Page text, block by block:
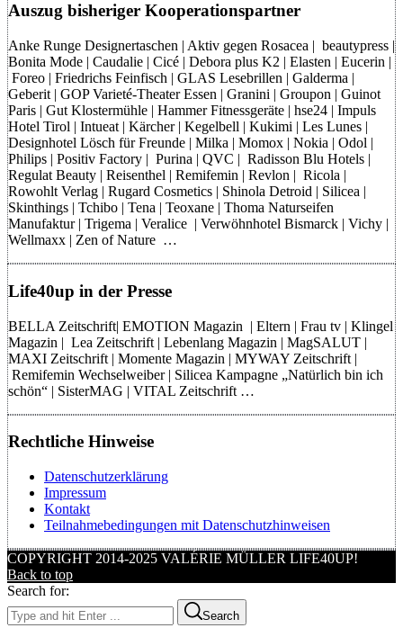
Auszug bisheriger Kooperationspartner
Anke Runge Designertaschen | Aktiv gegen Rosacea | beautypress |
Bonita Mode | Caudalie | Cicé | Debora plus K2 | Elasten | Eucerin |
Foreo | Friedrichs Feinfisch | GLAS Lesebrillen | Galderma |
Geberit | GOP Varieté-Theater Essen | Granini | Groupon | Guinot
Paris | Gut Klostermühle | Hammer Fitnessgeräte | hse24 | Impuls
Hotel Tirol | Intueat | Kärcher | Kegelbell | Kukimi | Les Lunes |
Designhotel Lösch für Freunde | Milka | Momox | Nokia | Odol |
Philips | Positiv Factory | Purina | QVC | Radisson Blu Hotels |
Regulat Beauty | Reisenthel | Remifemin | Revlon | Ricola |
Rowohlt Verlag | Rugard Cosmetics | Shinola Detroid | Silicea |
Skinthings | Tchibo | Tena | Teoxane | Thoma Naturseifen
Manufaktur | Trigema | Veralice | Verwöhnhotel Bismarck | Vichy |
Wellmaxx | Zen of Nature …
Life40up in der Presse
BELLA Zeitschrift| EMOTION Magazin | Eltern | Frau tv | Klingel
Magazin | Lea Zeitschrift | Lebenlang Magazin | MagSALUT |
MAXI Zeitschrift | Momente Magazin | MYWAY Zeitschrift |
Remifemin Wechselweiber | Silicea Kampagne „Natürlich bin ich
schön“ | SisterMAG | VITAL Zeitschrift …
Rechtliche Hinweise
Datenschutzerklärung
Impressum
Kontakt
Teilnahmebedingungen mit Datenschutzhinweisen
COPYRIGHT 2014-2025 VALÉRIE MÜLLER LIFE40UP!
Back to top
Search for:
Search